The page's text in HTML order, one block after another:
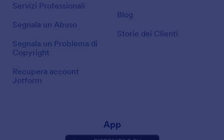
Servizi Professionali
Segnala un Abuso
Segnala un Problema di
Copyright
Recupera account
Jotform
Blog
Storie dei Clienti
App